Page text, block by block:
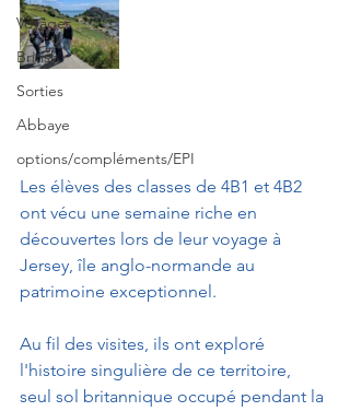
Voyages
British
Sorties
Abbaye
options/compléments/EPI
Les élèves des classes de 4B1 et 4B2
ont vécu une semaine riche en
découvertes lors de leur voyage à
Jersey, île anglo-normande au
patrimoine exceptionnel.
Au fil des visites, ils ont exploré
l'histoire singulière de ce territoire,
seul sol britannique occupé pendant la